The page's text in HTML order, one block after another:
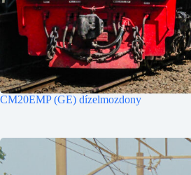
CM20EMP (GE) dízelmozdony